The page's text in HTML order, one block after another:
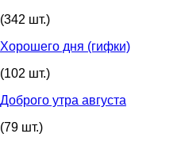
(342 шт.)
Хорошего дня (гифки)
(102 шт.)
Доброго утра августа
(79 шт.)